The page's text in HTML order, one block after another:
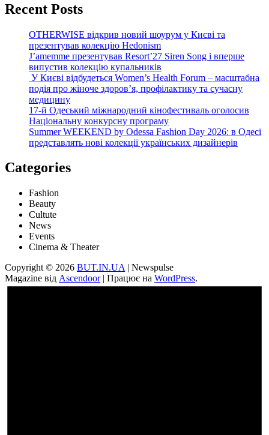
Recent Posts
OTHERWISE відкрив новий шоурум у Києві та
презентував колекцію Hedonism
J’amemme презентував Resort’27 Siren Song і вперше
випустив колекцію купальників
У Києві відбудеться Women’s Health Forum – масштабна
подія про жіноче здоров’я, профілактику та сучасну
медицину
17-й Одеський міжнародний кінофестиваль оголосив
Національну конкурсну програму
Summer WEEKEND by Odessa Fashion Day 2026: в Одесі
представлять нові колекції українських дизайнерів
Categories
Fashion
Beauty
Cultute
News
Events
Cinema & Theater
Copyright © 2026 BUT.IN.UA | Newspulse
Magazine від Ascendoor| Працює на WordPress.